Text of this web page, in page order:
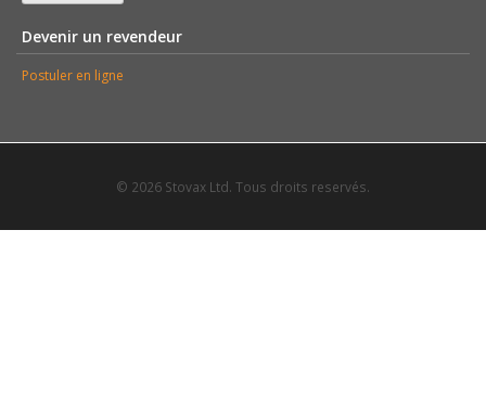
Devenir un revendeur
Postuler en ligne
© 2026 Stovax Ltd. Tous droits reservés.